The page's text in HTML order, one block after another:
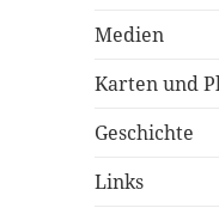
Medien
Karten und
Geschichte
Links